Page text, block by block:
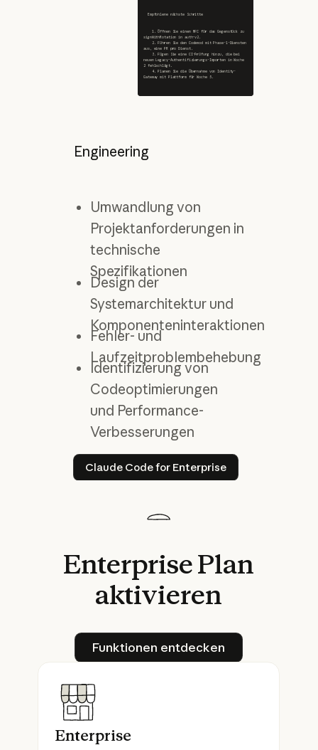
  Empfohlene nächste Schritte
signWithRotation in auth-v2.
aus, eine PR pro Dienst.
neuen Legacy-Authentifizierungs-Importen in Woche
2 fehlschlägt.
Gateway mit Plattform für Woche 5.
Engineering
Umwandlung von
Projektanforderungen in
technische
Spezifikationen
Design der
Systemarchitektur und
Komponenteninteraktionen
Fehler- und
Laufzeitproblembehebung
Identifizierung von
Codeoptimierungen
und Performance-
Verbesserungen
Claude Code for Enterprise
Claude Code for Enterprise
EnterprisePlan
aktivieren
Funktionen entdecken
Funktionen entdecken
Enterprise